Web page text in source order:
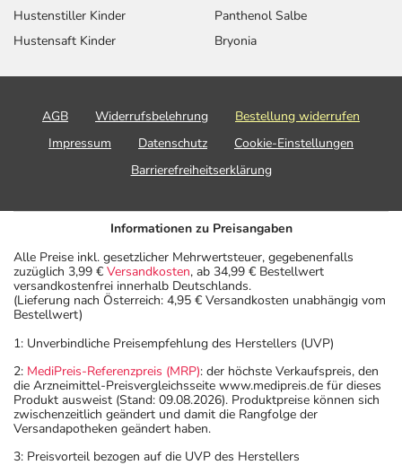
Hustenstiller Kinder
Hustensaft Kinder
Panthenol Salbe
Bryonia
AGB Widerrufsbelehrung
Bestellung widerrufen
Impressum
Datenschutz
Cookie-Einstellungen
Barrierefreiheitserklärung
Informationen zu Preisangaben
Alle Preise inkl. gesetzlicher Mehrwertsteuer, gegebenenfalls
zuzüglich 3,99 € Versandkosten, ab 34,99 € Bestellwert
versandkostenfrei innerhalb Deutschlands.
(Lieferung nach Österreich: 4,95 € Versandkosten unabhängig vom
Bestellwert)
1: Unverbindliche Preisempfehlung des Herstellers (UVP)
2: MediPreis-Referenzpreis (MRP): der höchste Verkaufspreis, den
die Arzneimittel-Preisvergleichsseite www.medipreis.de für dieses
Produkt ausweist (Stand: 09.08.2026). Produktpreise können sich
zwischenzeitlich geändert und damit die Rangfolge der
Versandapotheken geändert haben.
3: Preisvorteil bezogen auf die UVP des Herstellers